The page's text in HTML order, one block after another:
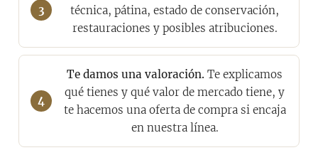
técnica, pátina, estado de conservación,
restauraciones y posibles atribuciones.
Te damos una valoración. Te explicamos
qué tienes y qué valor de mercado tiene, y
te hacemos una oferta de compra si encaja
en nuestra línea.